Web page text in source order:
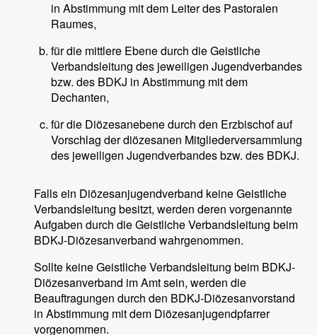
in Abstimmung mit dem Leiter des Pastoralen
Raumes,
für die mittlere Ebene durch die Geistliche
Verbandsleitung des jeweiligen Jugendverbandes
bzw. des BDKJ in Abstimmung mit dem
Dechanten,
für die Diözesanebene durch den Erzbischof auf
Vorschlag der diözesanen Mitgliederversammlung
des jeweiligen Jugendverbandes bzw. des BDKJ.
Falls ein Diözesanjugendverband keine Geistliche
Verbandsleitung besitzt, werden deren vorgenannte
Aufgaben durch die Geistliche Verbandsleitung beim
BDKJ-Diözesanverband wahrgenommen.
Sollte keine Geistliche Verbandsleitung beim BDKJ-
Diözesanverband im Amt sein, werden die
Beauftragungen durch den BDKJ-Diözesanvorstand
in Abstimmung mit dem Diözesanjugendpfarrer
vorgenommen.